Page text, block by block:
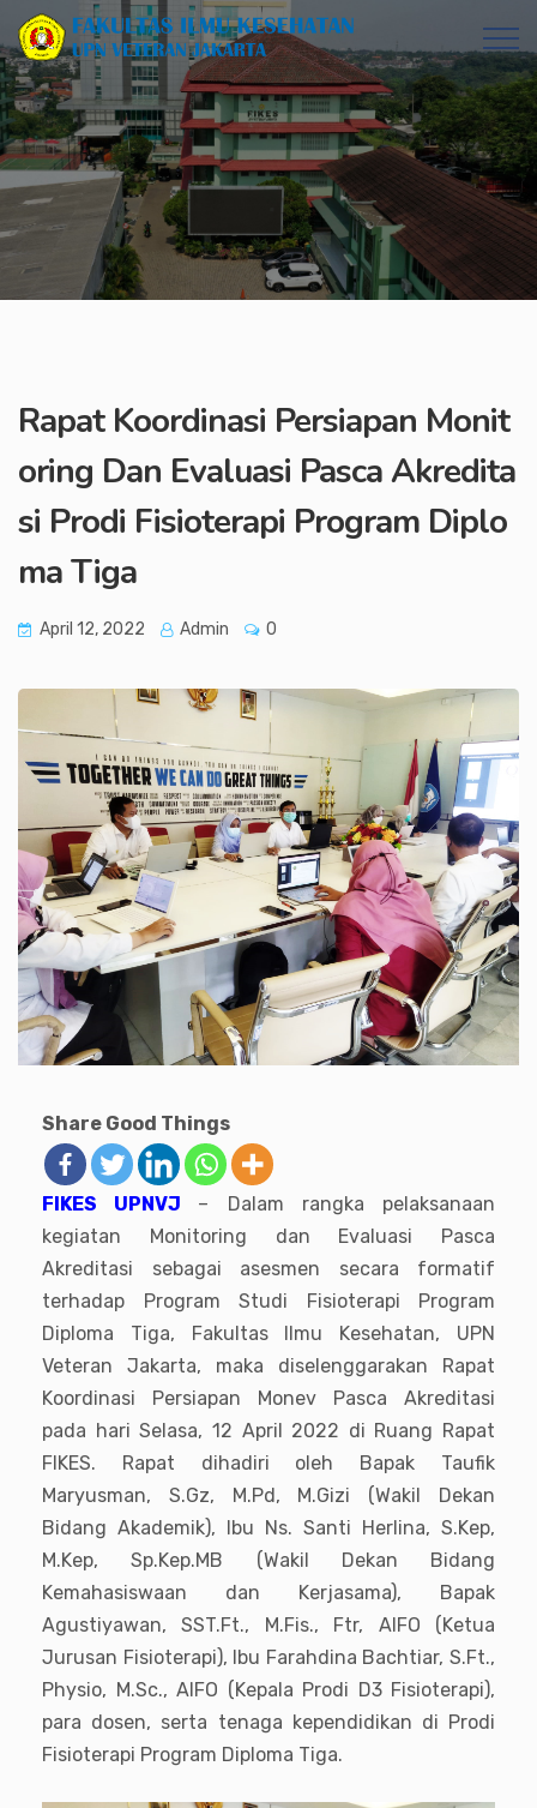
Rapat Koordinasi Persiapan Monit
oring Dan Evaluasi Pasca Akredita
si Prodi Fisioterapi Program Diplo
ma Tiga
April 12, 2022 Admin 0
Share Good Things
FIKES UPNVJ – Dalam rangka pelaksanaan
kegiatan Monitoring dan Evaluasi Pasca
Akreditasi sebagai asesmen secara formatif
terhadap Program Studi Fisioterapi Program
Diploma Tiga, Fakultas Ilmu Kesehatan, UPN
Veteran Jakarta, maka diselenggarakan Rapat
Koordinasi Persiapan Monev Pasca Akreditasi
pada hari Selasa, 12 April 2022 di Ruang Rapat
FIKES. Rapat dihadiri oleh Bapak Taufik
Maryusman, S.Gz, M.Pd, M.Gizi (Wakil Dekan
Bidang Akademik), Ibu Ns. Santi Herlina, S.Kep,
M.Kep, Sp.Kep.MB (Wakil Dekan Bidang
Kemahasiswaan dan Kerjasama), Bapak
Agustiyawan, SST.Ft., M.Fis., Ftr, AIFO (Ketua
Jurusan Fisioterapi), Ibu Farahdina Bachtiar, S.Ft.,
Physio, M.Sc., AIFO (Kepala Prodi D3 Fisioterapi),
para dosen, serta tenaga kependidikan di Prodi
Fisioterapi Program Diploma Tiga.